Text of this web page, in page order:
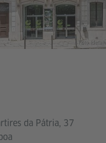
da Pátria, 37
Foto